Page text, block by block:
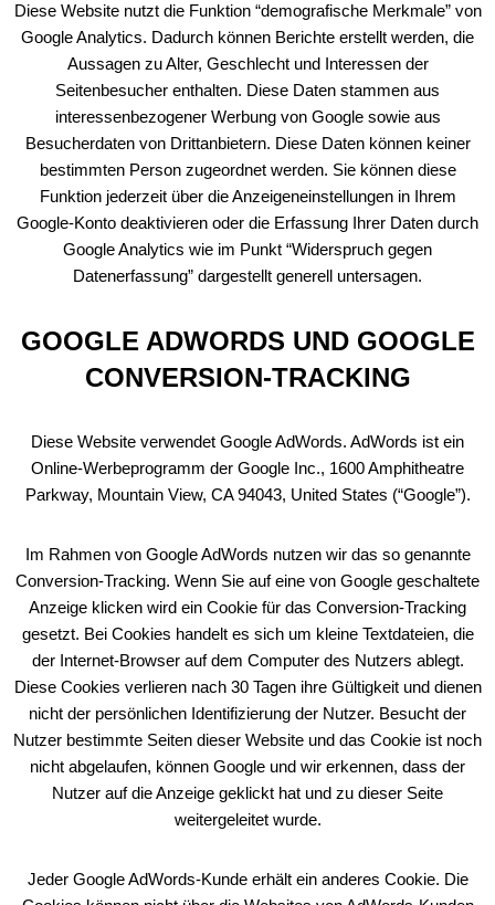
Diese Website nutzt die Funktion “demografische Merkmale” von
Google Analytics. Dadurch können Berichte erstellt werden, die
Aussagen zu Alter, Geschlecht und Interessen der
Seitenbesucher enthalten. Diese Daten stammen aus
interessenbezogener Werbung von Google sowie aus
Besucherdaten von Drittanbietern. Diese Daten können keiner
bestimmten Person zugeordnet werden. Sie können diese
Funktion jederzeit über die Anzeigeneinstellungen in Ihrem
Google-Konto deaktivieren oder die Erfassung Ihrer Daten durch
Google Analytics wie im Punkt “Widerspruch gegen
Datenerfassung” dargestellt generell untersagen.
GOOGLE ADWORDS UND GOOGLE
CONVERSION-TRACKING
Diese Website verwendet Google AdWords. AdWords ist ein
Online-Werbeprogramm der Google Inc., 1600 Amphitheatre
Parkway, Mountain View, CA 94043, United States (“Google”).
Im Rahmen von Google AdWords nutzen wir das so genannte
Conversion-Tracking. Wenn Sie auf eine von Google geschaltete
Anzeige klicken wird ein Cookie für das Conversion-Tracking
gesetzt. Bei Cookies handelt es sich um kleine Textdateien, die
der Internet-Browser auf dem Computer des Nutzers ablegt.
Diese Cookies verlieren nach 30 Tagen ihre Gültigkeit und dienen
nicht der persönlichen Identifizierung der Nutzer. Besucht der
Nutzer bestimmte Seiten dieser Website und das Cookie ist noch
nicht abgelaufen, können Google und wir erkennen, dass der
Nutzer auf die Anzeige geklickt hat und zu dieser Seite
weitergeleitet wurde.
Jeder Google AdWords-Kunde erhält ein anderes Cookie. Die